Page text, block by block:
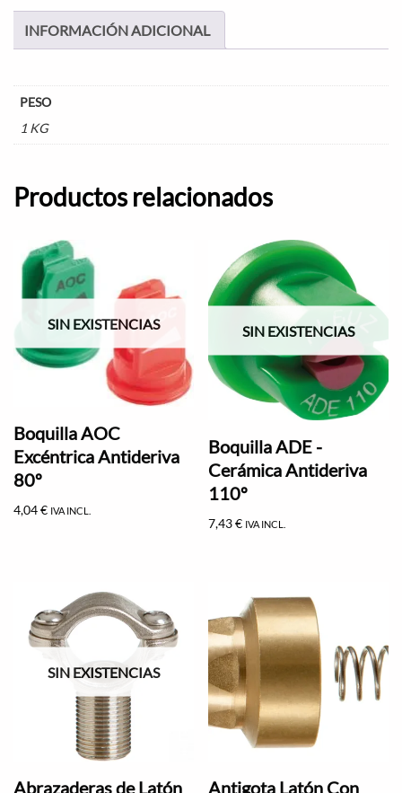
INFORMACIÓN ADICIONAL
PESO
1 KG
Productos relacionados
SIN EXISTENCIAS
Boquilla AOC
Excéntrica Antideriva
80º
4,04€ IVA INCL.
SIN EXISTENCIAS
Boquilla ADE -
Cerámica Antideriva
110º
7,43€ IVA INCL.
SIN EXISTENCIAS
Abrazaderas de Latón
Antigota Latón Con